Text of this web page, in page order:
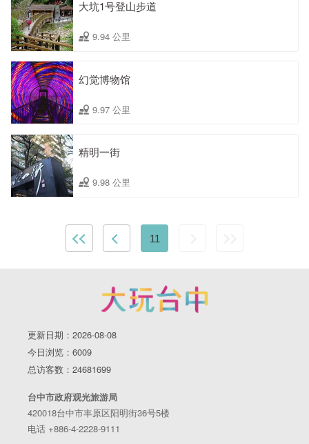
大坑1号登山步道
9.94 公里
幻觉博物馆
9.97 公里
精明一街
9.98 公里
11
更新日期：2026-08-08
今日浏览：6009
总访客数：24681699
台中市政府观光旅游局
420018台中市丰原区阳明街36号5楼
电话 +886-4-2228-9111